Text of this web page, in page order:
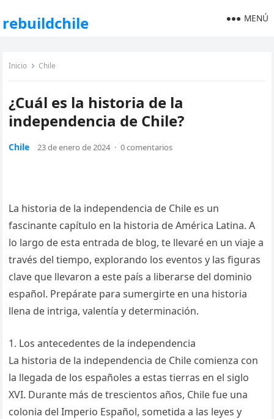
rebuildchile MENÚ
Inicio Chile
¿Cuál es la historia de la
independencia de Chile?
Chile 23 de enero de 2024 · 0 comentarios
La historia de la independencia de Chile es un
fascinante capítulo en la historia de América Latina. A
lo largo de esta entrada de blog, te llevaré en un viaje a
través del tiempo, explorando los eventos y las figuras
clave que llevaron a este país a liberarse del dominio
español. Prepárate para sumergirte en una historia
llena de intriga, valentía y determinación.
1. Los antecedentes de la independencia
La historia de la independencia de Chile comienza con
la llegada de los españoles a estas tierras en el siglo
XVI. Durante más de trescientos años, Chile fue una
colonia del Imperio Español, sometida a las leyes y